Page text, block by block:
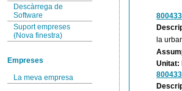
Descàrrega de
Software
Suport empreses
(Nova finestra)
Empreses
La meva empresa
la
Unitat: